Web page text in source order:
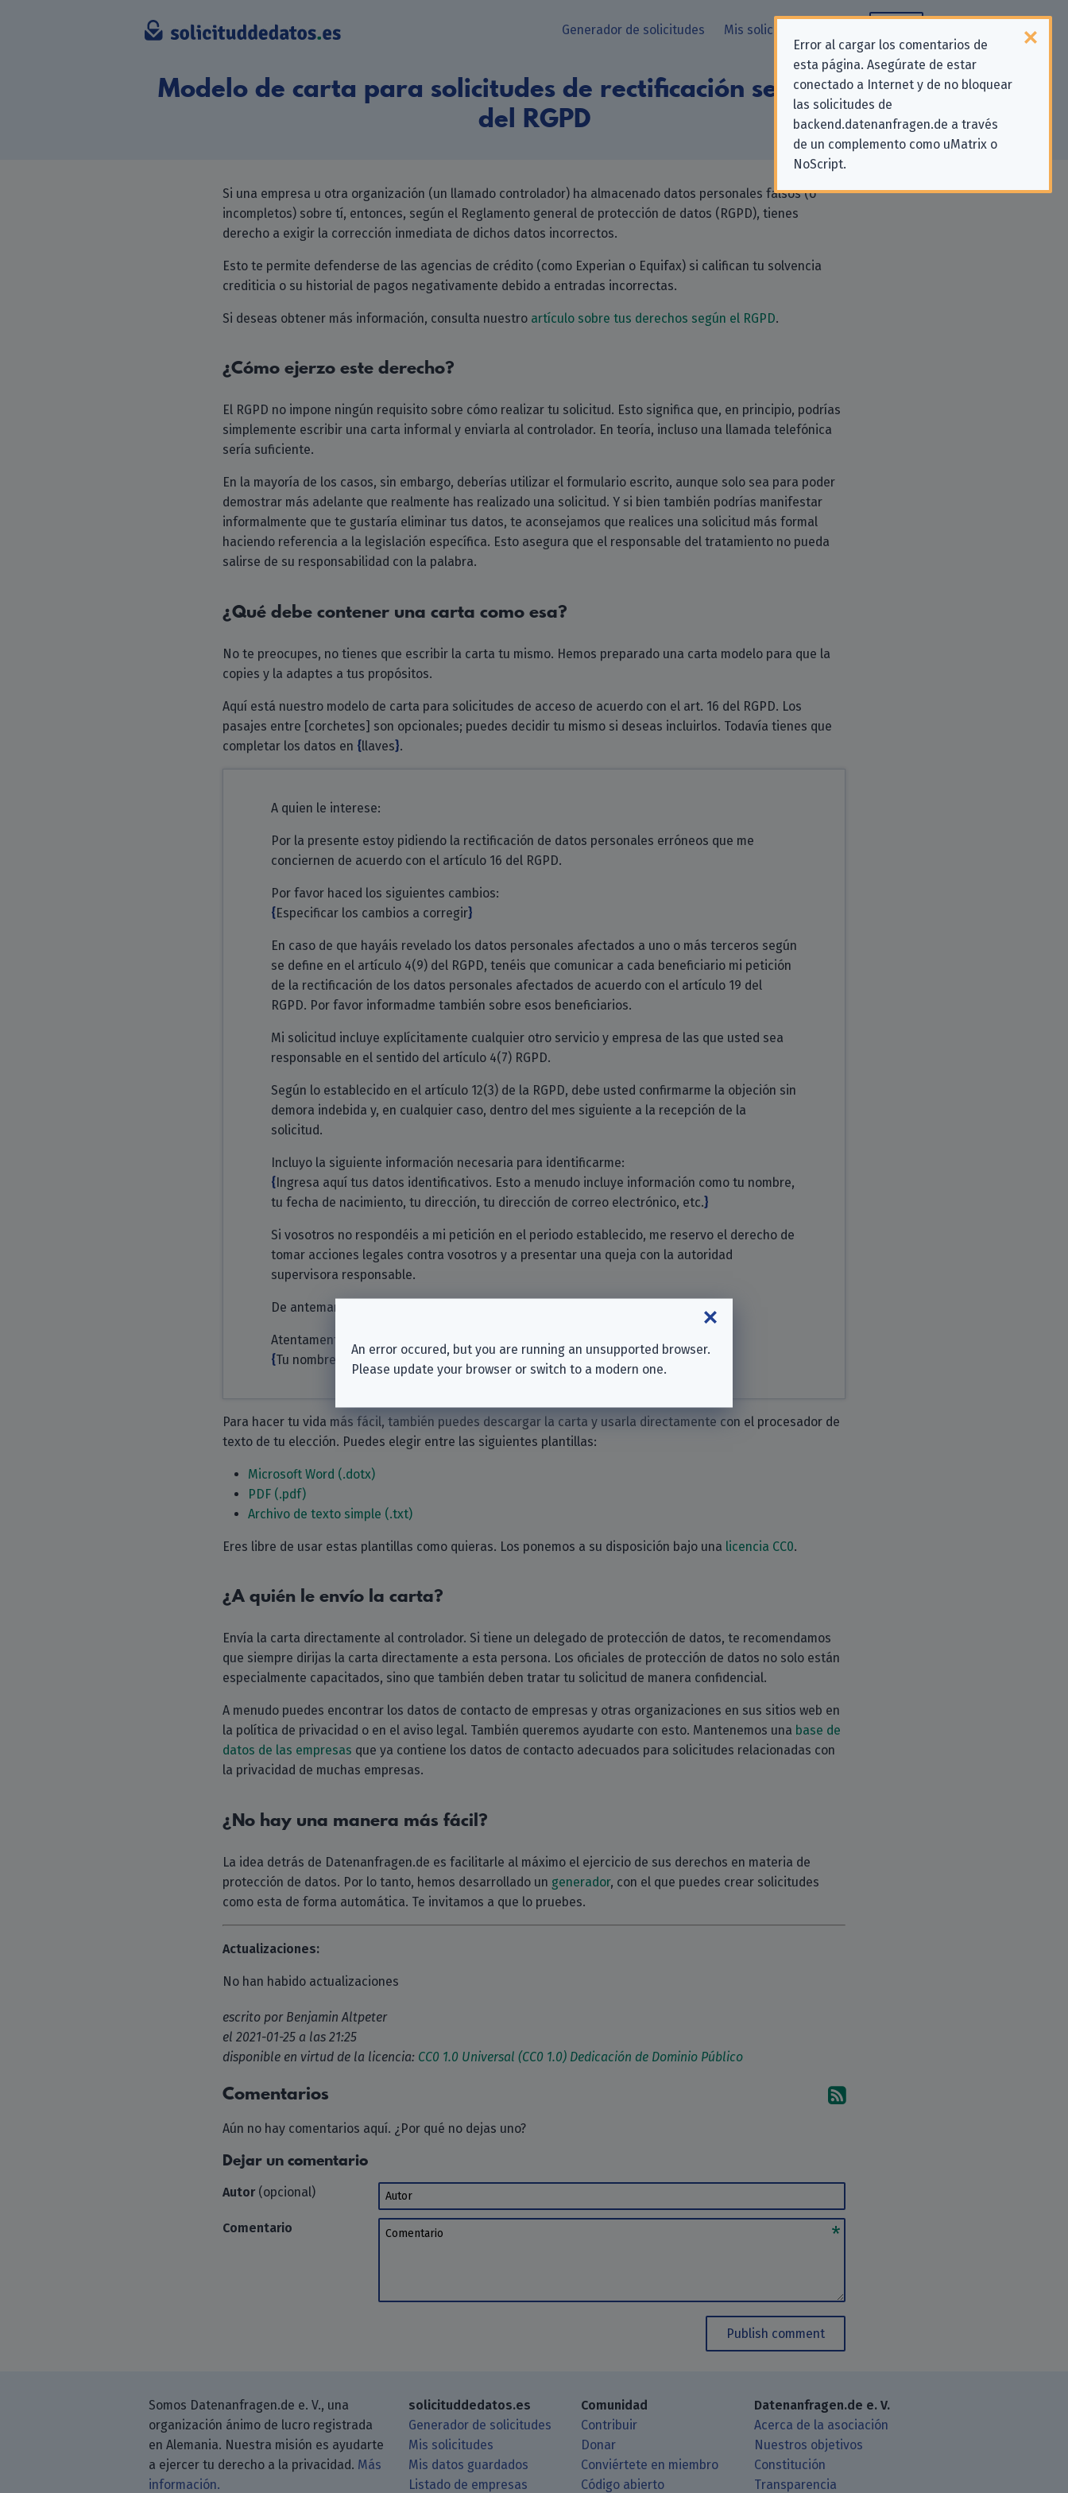
Error al cargar los comentarios de
esta página. Asegúrate de estar
conectado a Internet y de no bloquear
las solicitudes de
backend.datenanfragen.de a través
de un complemento como uMatrix o
NoScript.
Generador de solicitudes Mis solicitudes
Modelo de carta para solicitudes de rectificación según Art. 16
del RGPD
Si una empresa u otra organización (un llamado controlador) ha almacenado datos personales falsos (o
incompletos) sobre tí, entonces, según el Reglamento general de protección de datos (RGPD), tienes
derecho a exigir la corrección inmediata de dichos datos incorrectos.
Esto te permite defenderse de las agencias de crédito (como Experian o Equifax) si califican tu solvencia
crediticia o su historial de pagos negativamente debido a entradas incorrectas.
Si deseas obtener más información, consulta nuestro artículo sobre tus derechos según el RGPD.
¿Cómo ejerzo este derecho?
El RGPD no impone ningún requisito sobre cómo realizar tu solicitud. Esto significa que, en principio, podrías
simplemente escribir una carta informal y enviarla al controlador. En teoría, incluso una llamada telefónica
sería suficiente.
En la mayoría de los casos, sin embargo, deberías utilizar el formulario escrito, aunque solo sea para poder
demostrar más adelante que realmente has realizado una solicitud. Y si bien también podrías manifestar
informalmente que te gustaría eliminar tus datos, te aconsejamos que realices una solicitud más formal
haciendo referencia a la legislación específica. Esto asegura que el responsable del tratamiento no pueda
salirse de su responsabilidad con la palabra.
¿Qué debe contener una carta como esa?
No te preocupes, no tienes que escribir la carta tu mismo. Hemos preparado una carta modelo para que la
copies y la adaptes a tus propósitos.
Aquí está nuestro modelo de carta para solicitudes de acceso de acuerdo con el art. 16 del RGPD. Los
pasajes entre [corchetes] son opcionales; puedes decidir tu mismo si deseas incluirlos. Todavía tienes que
completar los datos en
llaves .
A quien le interese:
Por la presente estoy pidiendo la rectificación de datos personales erróneos que me
conciernen de acuerdo con el artículo 16 del RGPD.
Por favor haced los siguientes cambios:
Especificar los cambios a corregir
En caso de que hayáis revelado los datos personales afectados a uno o más terceros según
se define en el artículo 4(9) del RGPD, tenéis que comunicar a cada beneficiario mi petición
de la rectificación de los datos personales afectados de acuerdo con el artículo 19 del
RGPD. Por favor informadme también sobre esos beneficiarios.
Mi solicitud incluye explícitamente cualquier otro servicio y empresa de las que usted sea
responsable en el sentido del artículo 4(7) RGPD.
Según lo establecido en el artículo 12(3) de la RGPD, debe usted confirmarme la objeción sin
demora indebida y, en cualquier caso, dentro del mes siguiente a la recepción de la
solicitud.
Incluyo la siguiente información necesaria para identificarme:
Ingresa aquí tus datos identificativos. Esto a menudo incluye información como tu nombre,
tu fecha de nacimiento, tu dirección, tu dirección de correo electrónico, etc.
Si vosotros no respondéis a mi petición en el periodo establecido, me reservo el derecho de
tomar acciones legales contra vosotros y a presentar una queja con la autoridad
supervisora responsable.
De antemano, muchas gracias.
Atentamente,
Tu nombre
Para hacer tu vida más fácil, también puedes descargar la carta y usarla directamente con el procesador de
texto de tu elección. Puedes elegir entre las siguientes plantillas:
Microsoft Word (.dotx)
PDF (.pdf)
Archivo de texto simple (.txt)
Eres libre de usar estas plantillas como quieras. Los ponemos a su disposición bajo una licencia CC0.
¿A quién le envío la carta?
Envía la carta directamente al controlador. Si tiene un delegado de protección de datos, te recomendamos
que siempre dirijas la carta directamente a esta persona. Los oficiales de protección de datos no solo están
especialmente capacitados, sino que también deben tratar tu solicitud de manera confidencial.
A menudo puedes encontrar los datos de contacto de empresas y otras organizaciones en sus sitios web en
la política de privacidad o en el aviso legal. También queremos ayudarte con esto. Mantenemos una base de
datos de las empresas que ya contiene los datos de contacto adecuados para solicitudes relacionadas con
la privacidad de muchas empresas.
¿No hay una manera más fácil?
La idea detrás de Datenanfragen.de es facilitarle al máximo el ejercicio de sus derechos en materia de
protección de datos. Por lo tanto, hemos desarrollado un generador, con el que puedes crear solicitudes
como esta de forma automática. Te invitamos a que lo pruebes.
Actualizaciones:
No han habido actualizaciones
escrito por Benjamin Altpeter
el 2021-01-25 a las 21:25
disponible en virtud de la licencia: CC0 1.0 Universal (CC0 1.0) Dedicación de Dominio Público
Comentarios Suscríbete a los
Aún no hay comentarios aquí. ¿Por qué no dejas uno?
Dejar un comentario
Autor(opcional) Autor
Comentario Comentario
Publish comment
Somos Datenanfragen.de e. V., una
organización ánimo de lucro registrada
en Alemania. Nuestra misión es ayudarte
a ejercer tu derecho a la privacidad. Más
información.
solicituddedatos.es
Generador de solicitudes
Mis solicitudes
Mis datos guardados
Listado de empresas
Comunidad
Contribuir
Donar
Conviértete en miembro
Código abierto
Datenanfragen.de e. V.
Acerca de la asociación
Nuestros objetivos
Constitución
Transparencia
An error occured, but you are running an unsupported browser.
Please update your browser or switch to a modern one.